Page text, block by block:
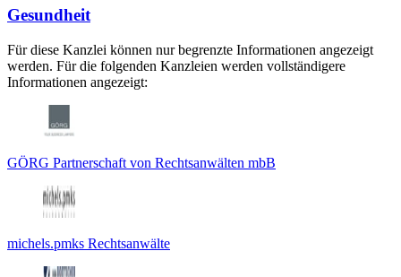
Gesundheit
Für diese Kanzlei können nur begrenzte Informationen angezeigt
werden. Für die folgenden Kanzleien werden vollständigere
Informationen angezeigt:
GÖRG Partnerschaft von Rechtsanwälten mbB
michels.pmks Rechtsanwälte